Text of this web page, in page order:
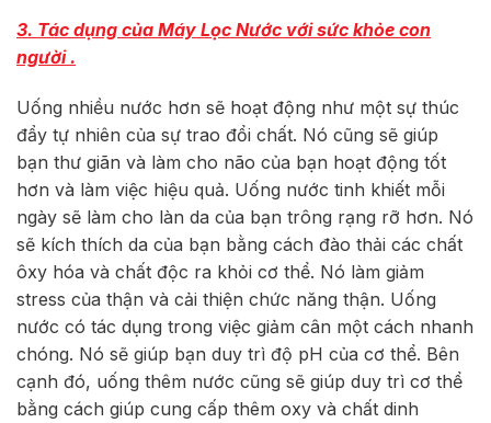
3. Tác dụng của Máy Lọc Nước với sức khỏe con
người .
Uống nhiều nước hơn sẽ hoạt động như một sự thúc
đẩy tự nhiên của sự trao đổi chất. Nó cũng sẽ giúp
bạn thư giãn và làm cho não của bạn hoạt động tốt
hơn và làm việc hiệu quả. Uống nước tinh khiết mỗi
ngày sẽ làm cho làn da của bạn trông rạng rỡ hơn. Nó
sẽ kích thích da của bạn bằng cách đào thải các chất
ôxy hóa và chất độc ra khỏi cơ thể. Nó làm giảm
stress của thận và cải thiện chức năng thận. Uống
nước có tác dụng trong việc giảm cân một cách nhanh
chóng. Nó sẽ giúp bạn duy trì độ pH của cơ thể. Bên
cạnh đó, uống thêm nước cũng sẽ giúp duy trì cơ thể
bằng cách giúp cung cấp thêm oxy và chất dinh